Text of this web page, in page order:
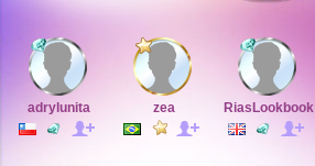
adrylunita zea RiasLookbook